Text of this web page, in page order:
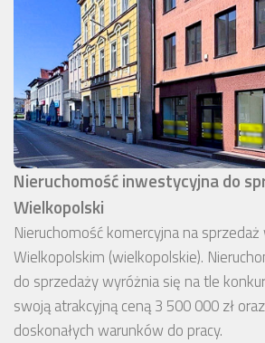
Nieruchomość inwestycyjna do
Wielkopolski
Nieruchomość komercyjna na
Wielkopolskim (wielkopolskie).
do sprzedaży wyróżnia się na tle
swoją atrakcyjną ceną 3 500 000 zł
doskonałych warunków do pracy.